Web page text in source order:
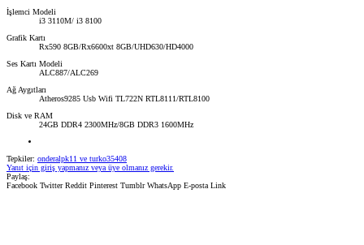
İşlemci Modeli
i3 3110M/ i3 8100
Grafik Kartı
Rx590 8GB/Rx6600xt 8GB/UHD630/HD4000
Ses Kartı Modeli
ALC887/ALC269
Ağ Aygıtları
Atheros9285 Usb Wifi TL722N RTL8111/RTL8100
Disk ve RAM
24GB DDR4 2300MHz/8GB DDR3 1600MHz
Tepkiler: onderalpk11 ve turko35408
Yanıt için giriş yapmanız veya üye olmanız gerekir.
Paylaş:
Facebook Twitter Reddit Pinterest Tumblr WhatsApp E-posta Link